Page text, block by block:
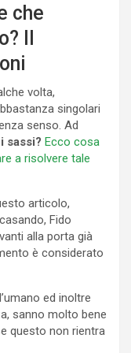
che
Il
volta,
singolari
senso. Ad
sassi? Ecco cosa
a risolvere tale
articolo,
Fido
alla porta già
è considerato
ed inoltre
sanno molto bene
questo non rientra